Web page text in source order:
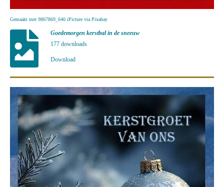
Gemaakt met 9867869_640 iPicture via Pixabay
Goedemorgen kerstbal in de sneeuw
177 downloads
Download